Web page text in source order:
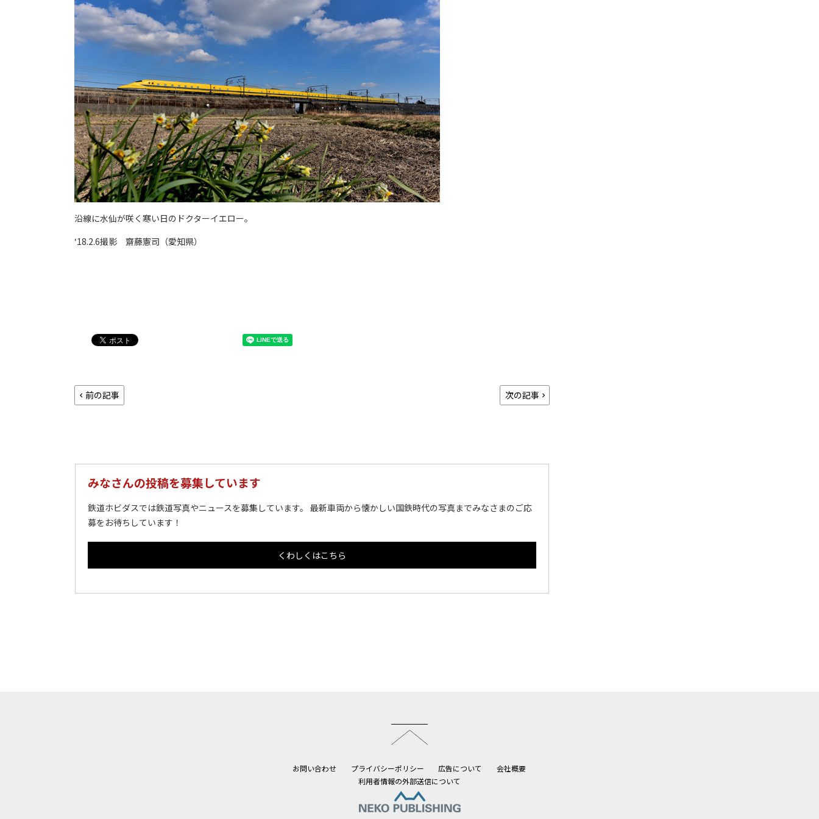
沿線に水仙が咲く寒い日のドクターイエロー。
‘18.2.6撮影 齋藤憲司（愛知県）
前の記事 次の記事
みなさんの投稿を募集しています
鉄道ホビダスでは鉄道写真やニュースを募集しています。 最新車両から懐かしい国鉄時代の写真までみなさまのご応
募をお待ちしています！
くわしくはこちら
お問い合わせ プライバシーポリシー 広告について
会社概要
利用者情報の外部送信について